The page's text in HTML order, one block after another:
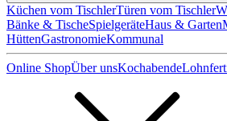
Küchen vom TischlerTüren vom Tischler
Bänke & TischeSpielgeräteHaus & Garten
HüttenGastronomieKommunal
Online ShopÜber unsKochabende